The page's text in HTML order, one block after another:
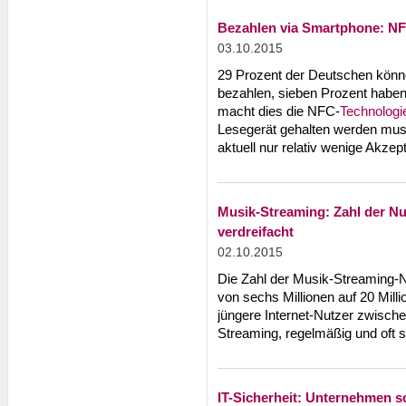
Bezahlen via Smartphone:
03.10.2015
29 Prozent der Deutschen
bezahlen, sieben Prozent
macht dies die NFC-
Lesegerät gehalten werden
aktuell nur relativ wenige
Musik-Streaming: Zahl der
verdreifacht
02.10.2015
Die Zahl der Musik-Streaming-
von sechs Millionen auf 20
jüngere Internet-Nutzer
Streaming, regelmäßig und oft
IT-Sicherheit: Unternehmen